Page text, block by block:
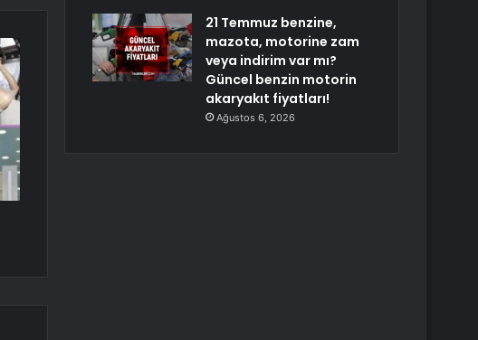
21 Temmuz benzine,
mazota, motorine zam
veya indirim var mı?
Güncel benzin motorin
akaryakıt fiyatları!
Ağustos 6, 2026